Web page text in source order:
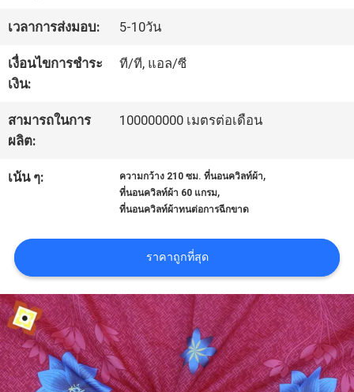
ทัวร์
โรงงาน
ควบคุม
คุณภาพ
เรา
ขอ
ใบ
เสนอ
เวลาการส่งมอบ: 5-10วัน
เงื่อนไขการชำระ
เงิน:
ที/ที, แอล/ซี
สามารถในการ
ผลิต:
100000000 เมตรต่อเดือน
เน้น ๆ: ความกว้าง 210 ซม. ที่นอนควิลท์ผ้า,
ที่นอนควิลท์ผ้า 60 แกรม,
ที่นอนควิลท์ผ้าทนต่อการฉีกขาด
ราคาถูกที่สุด